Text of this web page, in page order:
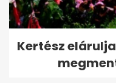
Kertész